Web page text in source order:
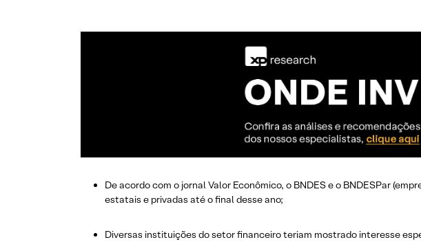
De acordo com o jornal Valor Econômico, o BNDES e o BNDESPar
estatais e privadas até o final desse ano;
Diversas instituições do setor financeiro teriam mostrado interesse